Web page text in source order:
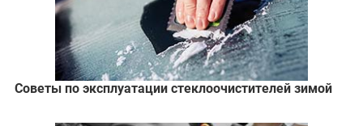
Советы по эксплуатации стеклоочистителей зимой